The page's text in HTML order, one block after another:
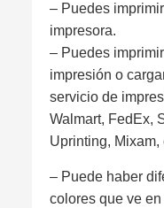
– Puedes
impresora.
– Puedes
impresión o
servicio de
Walmart, FedEx,
Uprinting, Mixam,
– Puede haber
colores que ve